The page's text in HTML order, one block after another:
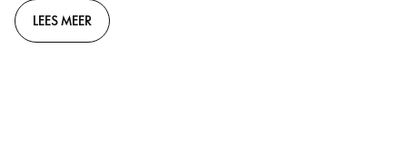
LEES MEER